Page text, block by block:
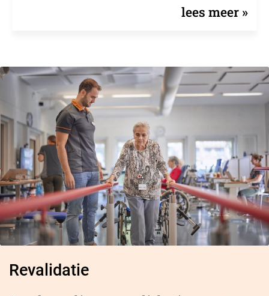
lees meer
Revalidatie